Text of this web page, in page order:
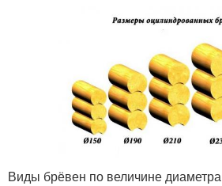
Виды брёвен по величине диаметра